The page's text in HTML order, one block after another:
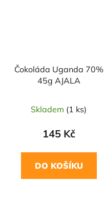
Čokoláda Uganda 70%
45g AJALA
Skladem (1 ks)
145 Kč
DO KOŠÍKU